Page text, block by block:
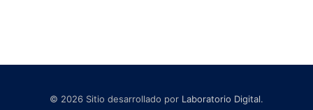
© 2026 Sitio desarrollado por Laboratorio Digital.